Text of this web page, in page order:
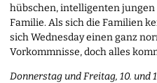
hübschen, intelligenten
Familie. Als sich die Familien
sich Wednesday einen ganz
Vorkommnisse, doch alles
Donnerstag und Freitag, 10. und